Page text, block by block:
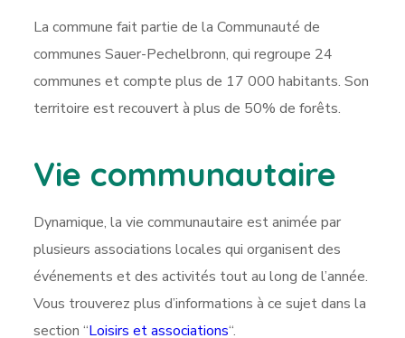
La commune fait partie de la Communauté de
communes Sauer-Pechelbronn, qui regroupe 24
communes et compte plus de 17 000 habitants. Son
territoire est recouvert à plus de 50% de forêts.
Vie communautaire
Dynamique, la vie communautaire est animée par
plusieurs associations locales qui organisent des
événements et des activités tout au long de l’année.
Vous trouverez plus d’informations à ce sujet dans la
section “Loisirs et associations“.